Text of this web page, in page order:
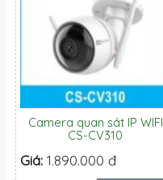
Camera quan sát IP WIFI
CS-CV310
Giá: 1.890.000 đ